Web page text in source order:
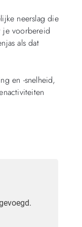
neerslag die
je voorbereid
als dat
en -snelheid,